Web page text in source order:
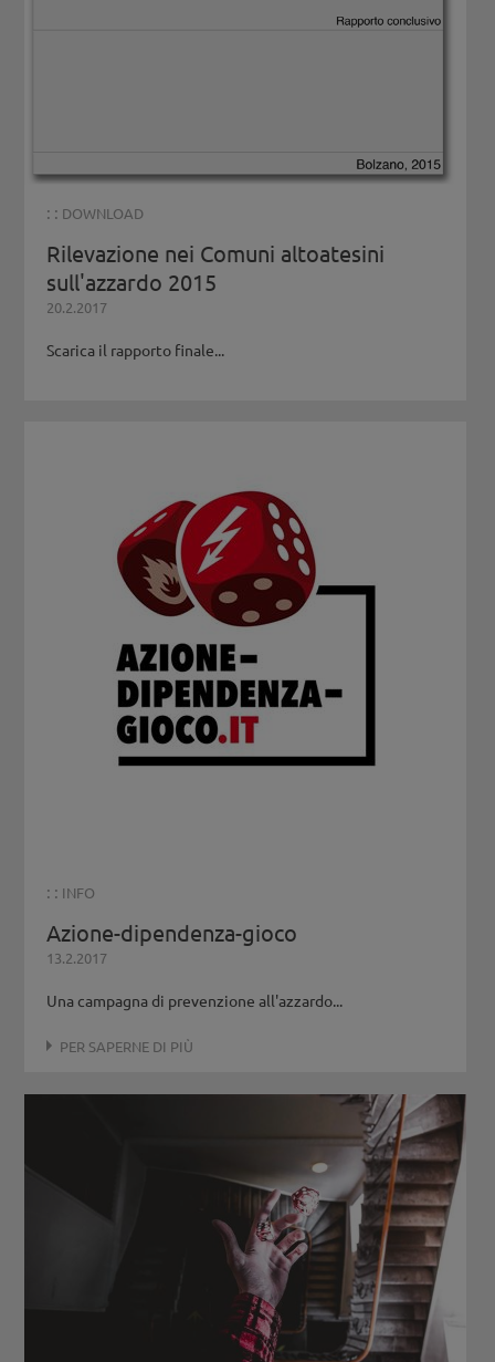
: : DOWNLOAD
Rilevazione nei Comuni altoatesini
sull'azzardo 2015
20.2.2017
Scarica il rapporto finale...
: : INFO
Azione-dipendenza-gioco
13.2.2017
Una campagna di prevenzione all'azzardo...
PER SAPERNE DI PIÙ